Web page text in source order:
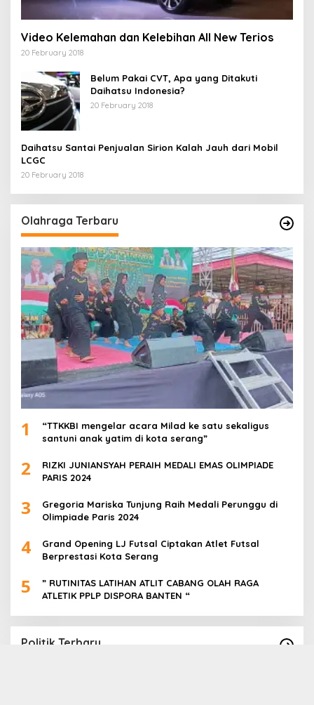
Video Kelemahan dan Kelebihan All New Terios
20 February 2018
Belum Pakai CVT, Apa yang Ditakuti
Daihatsu Indonesia?
20 February 2018
Daihatsu Santai Penjualan Sirion Kalah Jauh dari Mobil
LCGC
20 February 2018
Olahraga Terbaru
1
“TTKKBI mengelar acara Milad ke satu sekaligus
santuni anak yatim di kota serang”
2
RIZKI JUNIANSYAH PERAIH MEDALI EMAS OLIMPIADE
PARIS 2024
3
Gregoria Mariska Tunjung Raih Medali Perunggu di
Olimpiade Paris 2024
4
Grand Opening LJ Futsal Ciptakan Atlet Futsal
Berprestasi Kota Serang
5
” RUTINITAS LATIHAN ATLIT CABANG OLAH RAGA
ATLETIK PPLP DISPORA BANTEN “
Politik Terbaru